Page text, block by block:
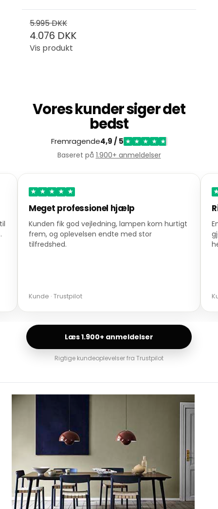
5.995 DKK
4.076 DKK
Vis produkt
Vores kunder siger det
bedst
Fremragende4,9 / 5 ★ ★ ★ ★ ★
Baseret på 1.900+ anmeldelser
★ ★ ★ ★ ★
Meget professionel hjælp
Kunden fik god vejledning, lampen kom hurtigt
frem, og oplevelsen endte med stor
tilfredshed.
Kunde · Trustpilot
Læs 1.900+ anmeldelser
Rigtige kundeoplevelser fra Trustpilot